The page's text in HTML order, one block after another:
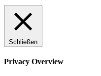
Schließen
Privacy Overview